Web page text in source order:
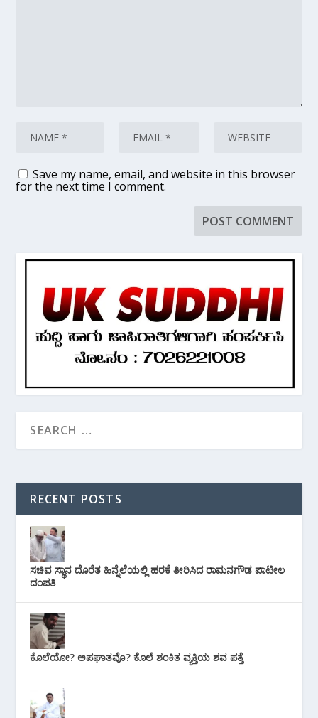
Save my name, email, and website in this browser
for the next time I comment.
RECENT POSTS
ಸಚಿವ ಸ್ಥಾನ ದೊರೆತ ಹಿನ್ನೆಲೆಯಲ್ಲಿ ಹರಕೆ ತೀರಿಸಿದ ರಾಮನಗೌಡ ಪಾಟೀಲ
ದಂಪತಿ
ಕೊಲೆಯೋ? ಅಪಘಾತವೊ? ಕೊಲೆ ಶಂಕಿತ ವ್ಯಕ್ತಿಯ ಶವ ಪತ್ತೆ